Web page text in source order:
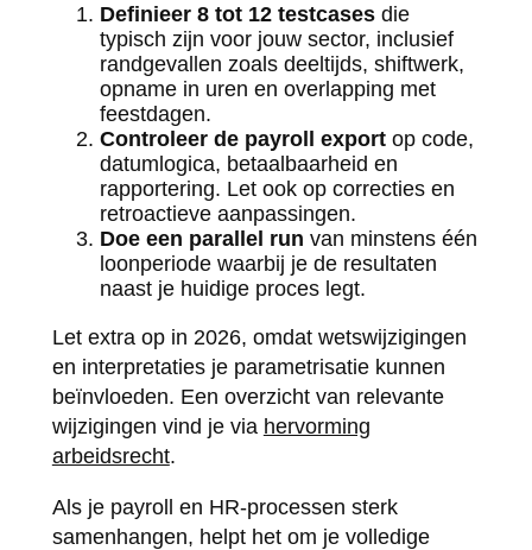
Definieer 8 tot 12 testcasesdie
typisch zijn voor jouw sector, inclusief
randgevallen zoals deeltijds, shiftwerk,
opname in uren en overlapping met
feestdagen.
Controleer de payroll exportop code,
datumlogica, betaalbaarheid en
rapportering. Let ook op correcties en
retroactieve aanpassingen.
Doe een parallel run van minstens één
loonperiode waarbij je de resultaten
naast je huidige proces legt.
Let extra op in 2026, omdat wetswijzigingen
en interpretaties je parametrisatie kunnen
beïnvloeden. Een overzicht van relevante
wijzigingen vind je via hervorming
arbeidsrecht.
Als je payroll en HR-processen sterk
samenhangen, helpt het om je volledige